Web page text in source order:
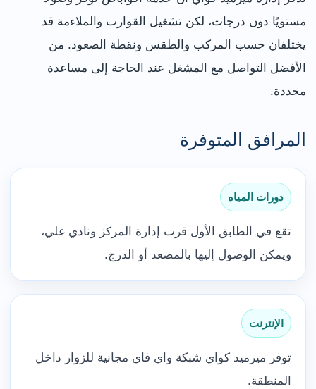
مستويًا دون درجات، لكن تشغيل القوارب والملاءمة قد
يختلفان حسب المركب والطقس ونقطة الصعود. من
الأفضل التواصل مع المشغل عند الحاجة إلى مساعدة
محددة.
المرافق المتوفرة
دورات المياه
تقع في الطابق الأول قرب إدارة المركز ونادي غلي،
ويمكن الوصول إليها بالمصعد أو الدرج.
الإنترنت
توفر ميرميد كواي شبكة واي فاي مجانية للزوار داخل
المنطقة.